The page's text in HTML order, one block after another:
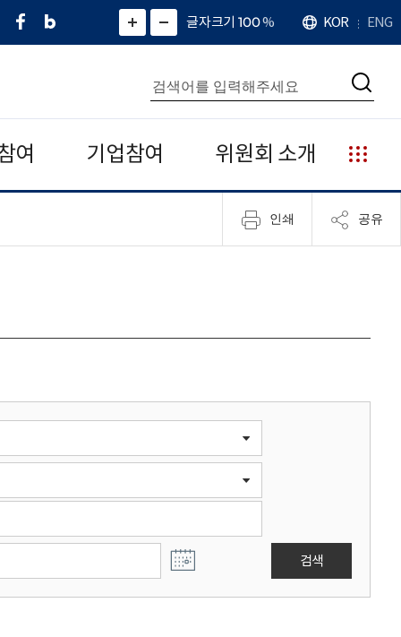
페
네
그
)
화
면
면
소
확
대
치
글자크기 100%
언
어
KOR ENG
통
합
검
색
검
여 기업참여 위원회 소개
누
리
집
안
인쇄 공유
검색